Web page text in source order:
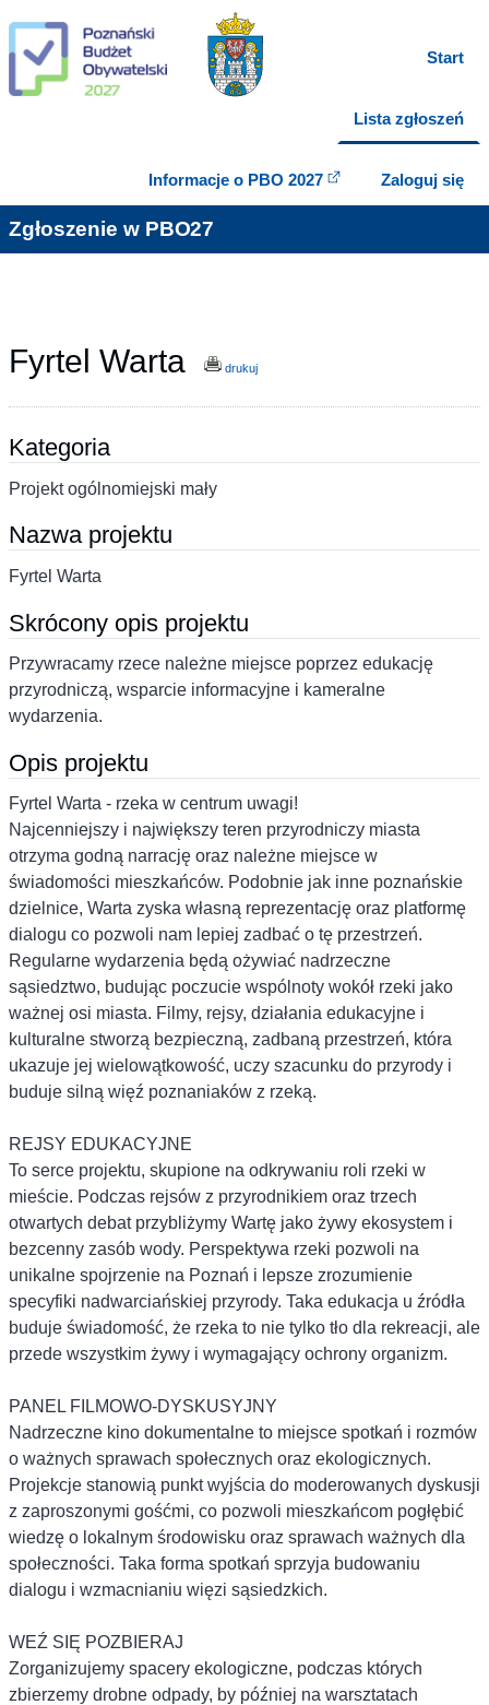
Start
Lista zgłoszeń
Informacje o PBO 2027 Zaloguj się
Zgłoszenie w PBO27
Fyrtel Warta drukuj
Kategoria
Projekt ogólnomiejski mały
Nazwa projektu
Fyrtel Warta
Skrócony opis projektu
Przywracamy rzece należne miejsce poprzez edukację
przyrodniczą, wsparcie informacyjne i kameralne
wydarzenia.
Opis projektu
Fyrtel Warta - rzeka w centrum uwagi!
Najcenniejszy i największy teren przyrodniczy miasta
otrzyma godną narrację oraz należne miejsce w
świadomości mieszkańców. Podobnie jak inne poznańskie
dzielnice, Warta zyska własną reprezentację oraz platformę
dialogu co pozwoli nam lepiej zadbać o tę przestrzeń.
Regularne wydarzenia będą ożywiać nadrzeczne
sąsiedztwo, budując poczucie wspólnoty wokół rzeki jako
ważnej osi miasta. Filmy, rejsy, działania edukacyjne i
kulturalne stworzą bezpieczną, zadbaną przestrzeń, która
ukazuje jej wielowątkowość, uczy szacunku do przyrody i
buduje silną więź poznaniaków z rzeką.
REJSY EDUKACYJNE
To serce projektu, skupione na odkrywaniu roli rzeki w
mieście. Podczas rejsów z przyrodnikiem oraz trzech
otwartych debat przybliżymy Wartę jako żywy ekosystem i
bezcenny zasób wody. Perspektywa rzeki pozwoli na
unikalne spojrzenie na Poznań i lepsze zrozumienie
specyfiki nadwarciańskiej przyrody. Taka edukacja u źródła
buduje świadomość, że rzeka to nie tylko tło dla rekreacji, ale
przede wszystkim żywy i wymagający ochrony organizm.
PANEL FILMOWO-DYSKUSYJNY
Nadrzeczne kino dokumentalne to miejsce spotkań i rozmów
o ważnych sprawach społecznych oraz ekologicznych.
Projekcje stanowią punkt wyjścia do moderowanych dyskusji
z zaproszonymi gośćmi, co pozwoli mieszkańcom pogłębić
wiedzę o lokalnym środowisku oraz sprawach ważnych dla
społeczności. Taka forma spotkań sprzyja budowaniu
dialogu i wzmacnianiu więzi sąsiedzkich.
WEŹ SIĘ POZBIERAJ
Zorganizujemy spacery ekologiczne, podczas których
zbierzemy drobne odpady, by później na warsztatach